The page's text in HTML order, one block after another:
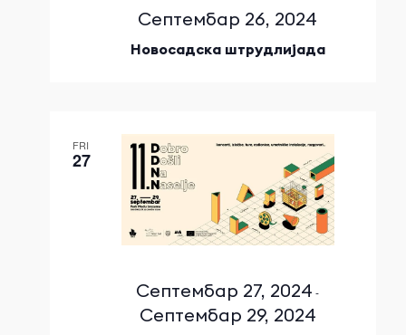
Новосадска штрудлијада
Септембар 26, 2024
FRI
27
Септембар 27, 2024 -
Септембар 29, 2024